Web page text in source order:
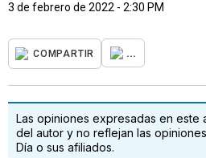
3 de febrero de 2022 - 2:30 PM
COMPARTIR ...
Las opiniones expresadas en este
del autor y no reflejan las
Día o sus afiliados.